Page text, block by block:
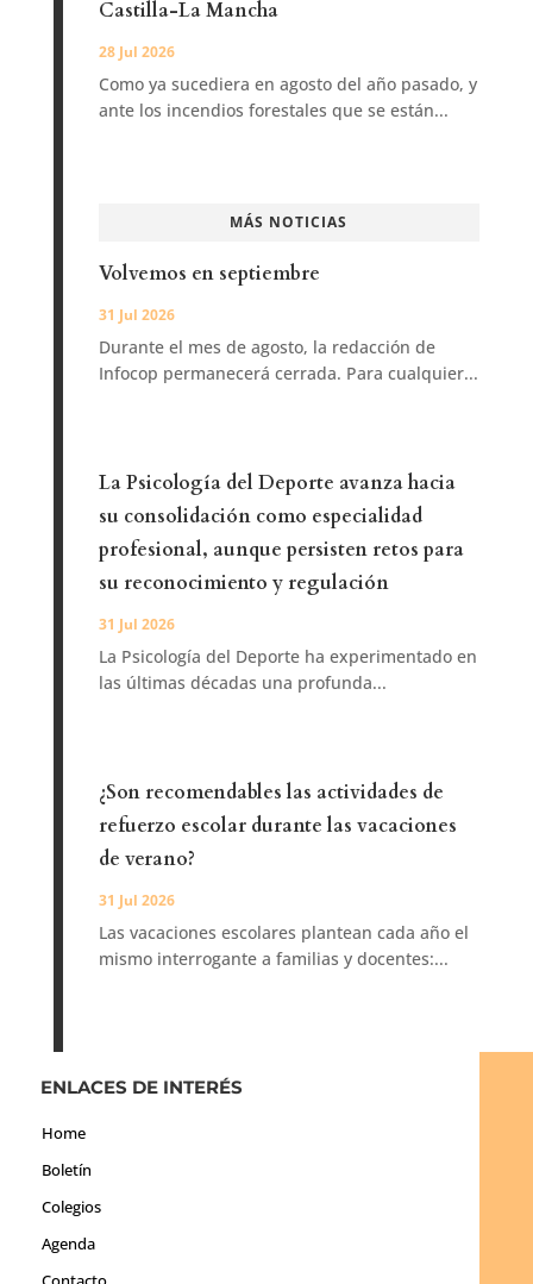
Castilla-La Mancha
28 Jul 2026
Como ya sucediera en agosto del año pasado, y
ante los incendios forestales que se están...
MÁS NOTICIAS
Volvemos en septiembre
31 Jul 2026
Durante el mes de agosto, la redacción de
Infocop permanecerá cerrada. Para cualquier...
La Psicología del Deporte avanza hacia
su consolidación como especialidad
profesional, aunque persisten retos para
su reconocimiento y regulación
31 Jul 2026
La Psicología del Deporte ha experimentado en
las últimas décadas una profunda...
¿Son recomendables las actividades de
refuerzo escolar durante las vacaciones
de verano?
31 Jul 2026
Las vacaciones escolares plantean cada año el
mismo interrogante a familias y docentes:...
ENLACES DE INTERÉS
Home
Boletín
Colegios
Agenda